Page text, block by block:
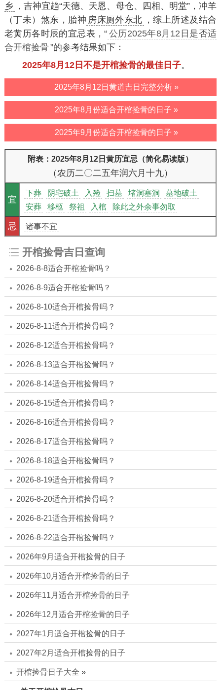
乡 ，吉神宜趋“天德、天恩、母仓、四相、明堂”，冲羊
（丁未）煞东，胎神 房床厕外东北 ，综上所述及结合
老黄历各时辰的宜忌表，“ 公历2025年8月12日是否适
合开棺捡骨 ”的参考结果如下：
2025年8月12日不是开棺捡骨的最佳日子。
2025年8月12日黄道吉日完整分析 »
2025年8月份适合开棺捡骨的日子 »
2025年9月份适合开棺捡骨的日子 »
附表：2025年8月12日黄历宜忌（简化易读版）
（农历二〇二五年润六月十九）
宜
下葬 阴宅破土 入殓 扫墓 堵洞塞洞
墓地破土
安葬
移柩 祭祖 入棺
除此之外余事勿取
忌
诸事不宜
开棺捡骨吉日查询
2026-8-8适合开棺捡骨吗？
2026-8-9适合开棺捡骨吗？
2026-8-10适合开棺捡骨吗？
2026-8-11适合开棺捡骨吗？
2026-8-12适合开棺捡骨吗？
2026-8-13适合开棺捡骨吗？
2026-8-14适合开棺捡骨吗？
2026-8-15适合开棺捡骨吗？
2026-8-16适合开棺捡骨吗？
2026-8-17适合开棺捡骨吗？
2026-8-18适合开棺捡骨吗？
2026-8-19适合开棺捡骨吗？
2026-8-20适合开棺捡骨吗？
2026-8-21适合开棺捡骨吗？
2026-8-22适合开棺捡骨吗？
2026年9月适合开棺捡骨的日子
2026年10月适合开棺捡骨的日子
2026年11月适合开棺捡骨的日子
2026年12月适合开棺捡骨的日子
2027年1月适合开棺捡骨的日子
2027年2月适合开棺捡骨的日子
开棺捡骨日子大全 »